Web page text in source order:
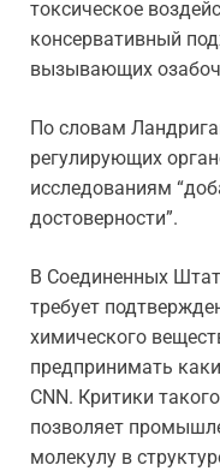
токсическое
консервативный
вызывающих
По словам
регулирующих
исследованиям
достоверности”.
В Соединенных
требует
химического
предпринимать
CNN. Критики
позволяет
молекулу в